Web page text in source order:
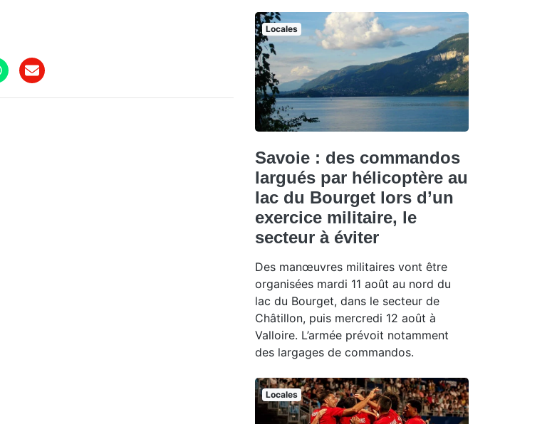
Locales
Savoie : des commandos
largués par hélicoptère au
lac du Bourget lors d’un
exercice militaire, le
secteur à éviter
Des manœuvres militaires vont être
organisées mardi 11 août au nord du
lac du Bourget, dans le secteur de
Châtillon, puis mercredi 12 août à
Valloire. L’armée prévoit notamment
des largages de commandos.
Locales